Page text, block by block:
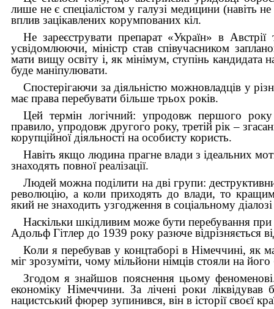
лише не є спеціалістом у галузі медицини (навіть
вплив зацікавлених корумпованих кіл.
Не зареєструвати препарат «Україн» в
усвідомлюючи, міністр став співучасником
мати вищу освіту і, як мінімум, ступінь кандидата
буде маніпулювати.
Спостерігаючи за діяльністю можновладців у
має права перебувати більше трьох років.
Цей термін логічний: упродовж першого року
правило, упродовж другого року, третій рік –
корупційної діяльності на особисту користь.
Навіть якщо людина прагне влади з ідеальних
знаходять повної реалізації.
Людей можна поділити на дві групи:
революцію, а коли приходять до влади, то
який не знаходить узгодження в соціальному
Наскільки шкідливим може бути перебування при
Адольф Гітлер до 1939 року разюче відрізняється
Коли я перебував у концтаборі в Німеччині, як
міг зрозуміти, чому мільйони німців стояли на його
Згодом я знайшов пояснення цьому
економіку Німеччини. За лічені роки
нацистський фюрер зупинився, він в історії своєї